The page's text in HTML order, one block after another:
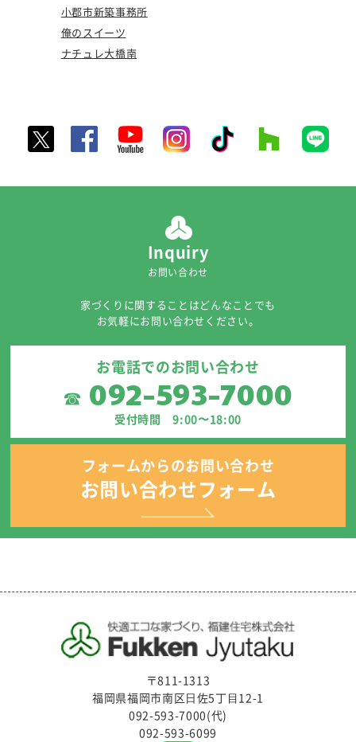
小郡市新築事務所
俺のスイーツ
ナチュレ大橋南
Inquiry
お問い合わせ
家づくりに関することはどんなことでも
お気軽にお問い合わせください。
お電話でのお問い合わせ
☎ 092-593-7000
受付時間 9:00〜18:00
フォームからのお問い合わせ
お問い合わせフォーム
〒811-1313
福岡県福岡市南区⽇佐5丁⽬12-1
092-593-7000(代)
092-593-6099